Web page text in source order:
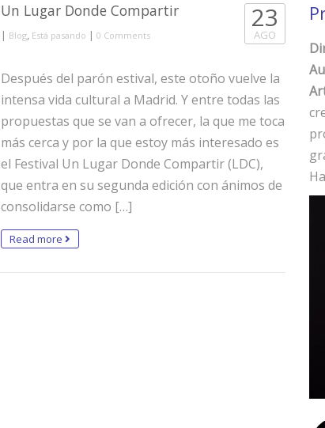
Un Lugar Donde Compartir
| Blog, Está pasando | 0 Comments
23
AGO
Después del parón estival, este otoño vuelve la
intensa vida cultural a Madrid. Y entre todas las
propuestas que se van a ofrecer, la que me toca
más cerca y por la que estoy más interesado es
el Festival Un Lugar Donde Compartir (LDC),
que entra en su segunda edición con ánimos de
consolidarse como […]
Read more